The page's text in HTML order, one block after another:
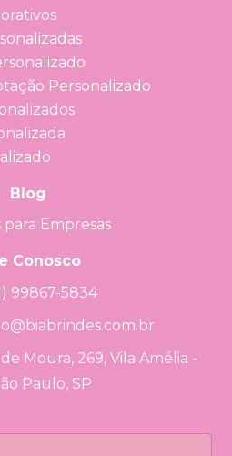
Personalizado
Blog
para Empresas
Conosco
99867-5834
Moura, 269, Vila Amélia -
Paulo, SP